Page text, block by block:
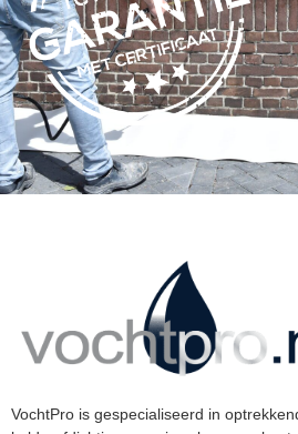
VochtPro is gespecialiseerd in